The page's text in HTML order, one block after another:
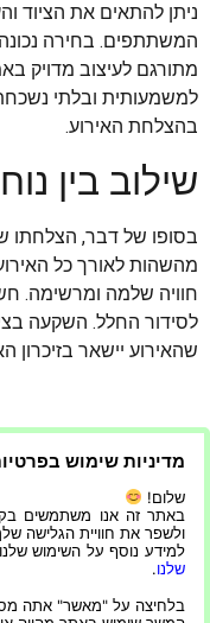
ניתן להתאים את הציוד
המשתתפים. בחירה נכונה
מתורגם לעיצוב מדויק
למשמעותית ובלתי
בהצלחת האירוע.
שילוב בין
בסופו של דבר, הצלחתו של
מהשהות לאורך כל
חוויה שלמה ומרשימה.
לסידור החלל. השקעה
שהאירוע יישאר בזיכרון
מדיניות שימוש
שלום!
ולשפר את חוויית הגלישה
למידע נוסף על השימוש
שלנו.
בלחיצה על "מאשר" אתה